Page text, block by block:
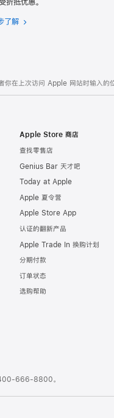
了解 Apple
计
划
你在上次访问 Apple 网站时输入的
Apple Store 商店
查找零售店
Genius Bar 天才吧
Today at Apple
Apple 夏令营
Apple Store App
认证的翻新产品
Apple Trade In 换购计划
分期付款
订单状态
选购帮助
666-8800。